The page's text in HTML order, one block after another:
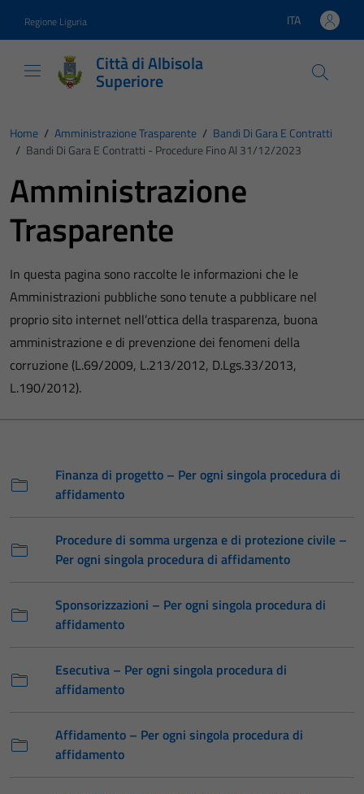
Regione Liguria Lingua attiva:
ITA
Città di Albisola
Superiore
Home / Amministrazione Trasparente / Bandi Di Gara E Contratti
/ Bandi Di Gara E Contratti - Procedure Fino Al 31/12/2023
Amministrazione
Trasparente
In questa pagina sono raccolte le informazioni che le
Amministrazioni pubbliche sono tenute a pubblicare nel
proprio sito internet nell’ottica della trasparenza, buona
amministrazione e di prevenzione dei fenomeni della
corruzione (L.69/2009, L.213/2012, D.Lgs.33/2013,
L.190/2012).
Finanza di progetto – Per ogni singola procedura di
affidamento
Procedure di somma urgenza e di protezione civile –
Per ogni singola procedura di affidamento
Sponsorizzazioni – Per ogni singola procedura di
affidamento
Esecutiva – Per ogni singola procedura di
affidamento
Affidamento – Per ogni singola procedura di
affidamento